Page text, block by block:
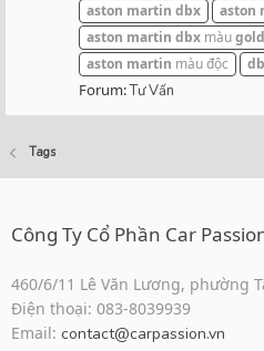
aston martin dbx aston
aston martin dbx màu
aston martin màu độc
Forum:Tư Vấn
Tags
Công Ty Cổ Phần Car
460/6/11 Lê Văn Lương, phường
Điện thoại: 083-8039939
Email: contact@carpassion.vn